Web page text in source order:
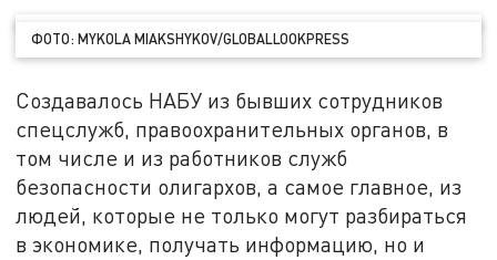
ФОТО: MYKOLA MIAKSHYKOV/GLOBALLOOKPRESS
Создавалось НАБУ из бывших сотрудников
спецслужб, правоохранительных органов, в
том числе и из работников служб
безопасности олигархов, а самое главное, из
людей, которые не только могут разбираться
в экономике, получать информацию, но и